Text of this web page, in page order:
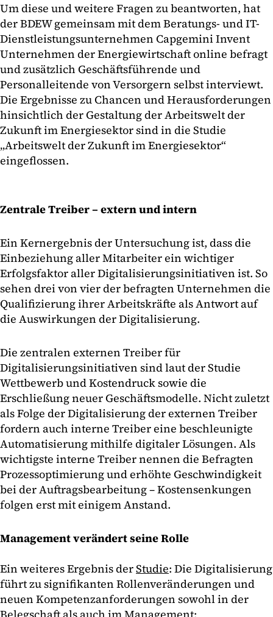
Um diese und weitere Fragen zu beantworten, hat
der BDEW gemeinsam mit dem Beratungs- und IT-
Dienstleistungsunternehmen Capgemini Invent
Unternehmen der Energiewirtschaft online befragt
und zusätzlich Geschäftsführende und
Personalleitende von Versorgern selbst interviewt.
Die Ergebnisse zu Chancen und Herausforderungen
hinsichtlich der Gestaltung der Arbeitswelt der
Zukunft im Energiesektor sind in die Studie
„Arbeitswelt der Zukunft im Energiesektor“
eingeflossen.
Zentrale Treiber – extern und intern
Ein Kernergebnis der Untersuchung ist, dass die
Einbeziehung aller Mitarbeiter ein wichtiger
Erfolgsfaktor aller Digitalisierungsinitiativen ist. So
sehen drei von vier der befragten Unternehmen die
Qualifizierung ihrer Arbeitskräfte als Antwort auf
die Auswirkungen der Digitalisierung.
Die zentralen externen Treiber für
Digitalisierungsinitiativen sind laut der Studie
Wettbewerb und Kostendruck sowie die
Erschließung neuer Geschäftsmodelle. Nicht zuletzt
als Folge der Digitalisierung der externen Treiber
fordern auch interne Treiber eine beschleunigte
Automatisierung mithilfe digitaler Lösungen. Als
wichtigste interne Treiber nennen die Befragten
Prozessoptimierung und erhöhte Geschwindigkeit
bei der Auftragsbearbeitung – Kostensenkungen
folgen erst mit einigem Anstand.
Management verändert seine Rolle
Ein weiteres Ergebnis derStudie: Die Digitalisierung
führt zu signifikanten Rollenveränderungen und
neuen Kompetenzanforderungen sowohl in der